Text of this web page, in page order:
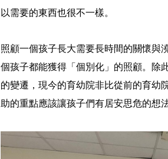
以需要的東西也很不一樣。
照顧一個孩子長大需要長時間的關懷與
個孩子都能獲得「個別化」的照顧。除
的變遷，現今的育幼院非比從前的育幼
助的重點應該讓孩子們有居安思危的想